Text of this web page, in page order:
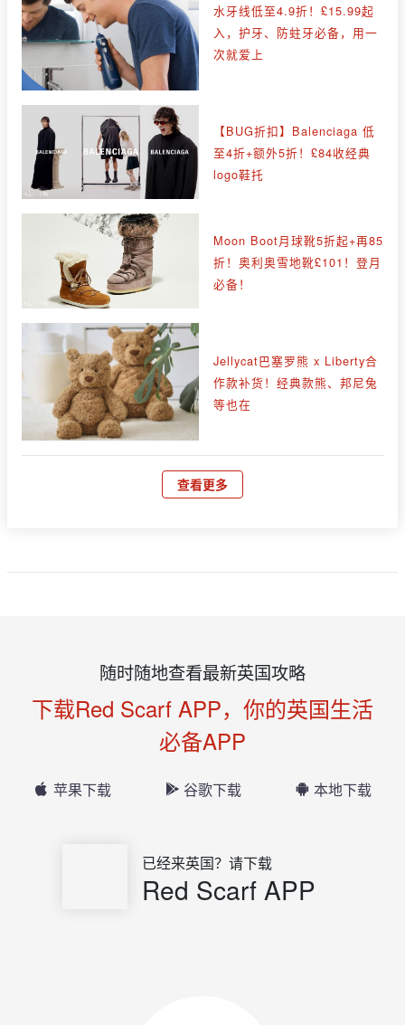
水牙线低至4.9折！£15.99起
入，护牙、防蛀牙必备，用一
次就爱上
【BUG折扣】Balenciaga 低
至4折+额外5折！£84收经典
logo鞋托
Moon Boot月球靴5折起+再85
折！奥利奥雪地靴£101！登月
必备！
Jellycat巴塞罗熊 x Liberty合
作款补货！经典款熊、邦尼兔
等也在
查看更多
随时随地查看最新英国攻略
下载Red Scarf APP，你的英国生活
必备APP
苹果下载 谷歌下载 本地下载
已经来英国？请下载
Red Scarf APP